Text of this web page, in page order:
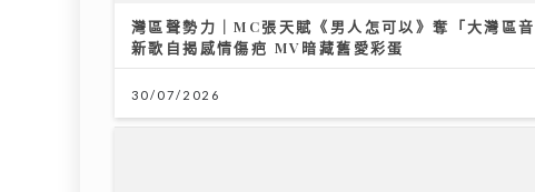
灣區聲勢力｜MC張天賦《男人怎可以》奪「大灣區
新歌自揭感情傷疤 MV暗藏舊愛彩蛋
30/07/2026